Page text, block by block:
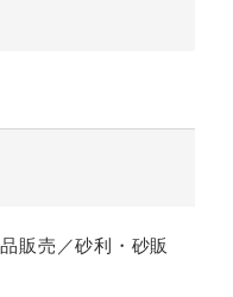
販売／砂利・砂販